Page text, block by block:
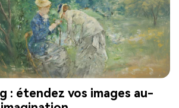
: étendez vos images au-